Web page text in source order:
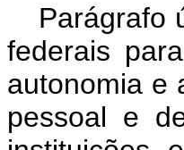
Parágrafo
federais
autonomia e
pessoal e